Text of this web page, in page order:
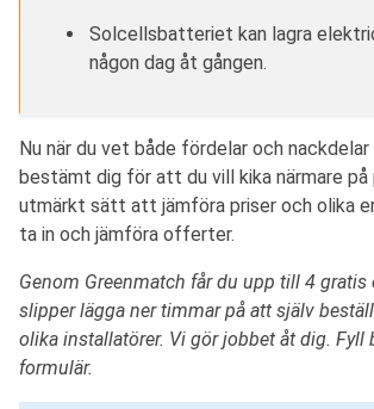
Solcellsbatteriet kan lagra
någon dag åt gången.
Nu när du vet både fördelar och nackdelar
bestämt dig för att du vill kika närmare på
utmärkt sätt att jämföra priser och olika
ta in och jämföra offerter.
Genom Greenmatch får du upp till 4 gratis
slipper lägga ner timmar på att själv
olika installatörer. Vi gör jobbet åt dig. Fyll
formulär.